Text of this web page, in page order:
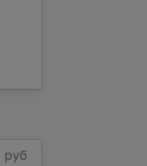
руб